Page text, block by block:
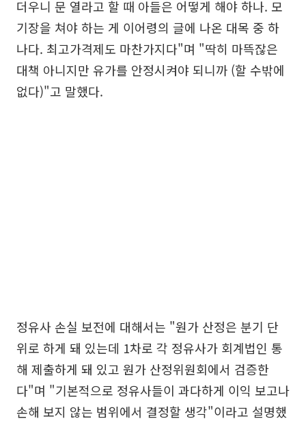
더우니 문 열라고 할 때 아들은 어떻게 해야 하나. 모
기장을 쳐야 하는 게 이어령의 글에 나온 대목 중 하
나다. 최고가격제도 마찬가지다"며 "딱히 마뜩잖은
대책 아니지만 유가를 안정시켜야 되니까 (할 수밖에
없다)"고 말했다.
정유사 손실 보전에 대해서는 "원가 산정은 분기 단
위로 하게 돼 있는데 1차로 각 정유사가 회계법인 통
해 제출하게 돼 있고 원가 산정위원회에서 검증한
다"며 "기본적으로 정유사들이 과다하게 이익 보고나
손해 보지 않는 범위에서 결정할 생각"이라고 설명했